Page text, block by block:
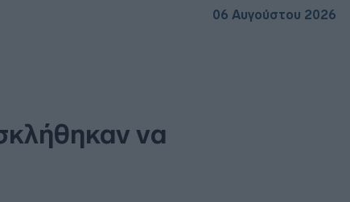
06 Αυγούστου 2026
να